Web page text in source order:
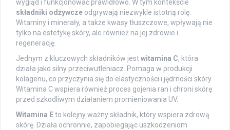
wygląd i funkcjonować prawidłowo. W tym kontekście
składniki odżywcze odgrywają niezwykle istotną rolę.
Witaminy i minerały, a także kwasy tłuszczowe, wpływają nie
tylko na estetykę skóry, ale również na jej zdrowie i
regenerację.
Jednym z kluczowych składników jestwitamina C, która
działa jako silny przeciwutleniacz. Pomaga w produkcji
kolagenu, co przyczynia się do elastyczności i jędrności skóry.
Witamina C wspiera również proces gojenia ran i chroni skórę
przed szkodliwym działaniem promieniowania UV.
Witamina Eto kolejny ważny składnik, który wspiera zdrową
skórę. Działa ochronnie, zapobiegając uszkodzeniom